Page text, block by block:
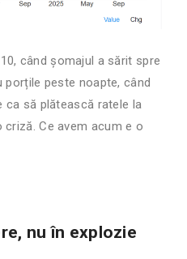
când șomajul a sărit spre
porțile peste noapte, când
ca să plătească ratele la
Ce avem acum e o
nu în explozie